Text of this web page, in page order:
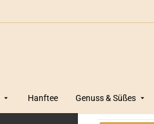
Hanftee Genuss & Süßes